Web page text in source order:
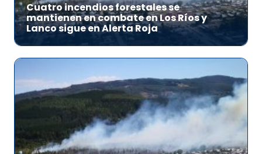
Cuatro incendios forestales se
mantienen en combate en Los Ríos y
Lanco sigue en Alerta Roja